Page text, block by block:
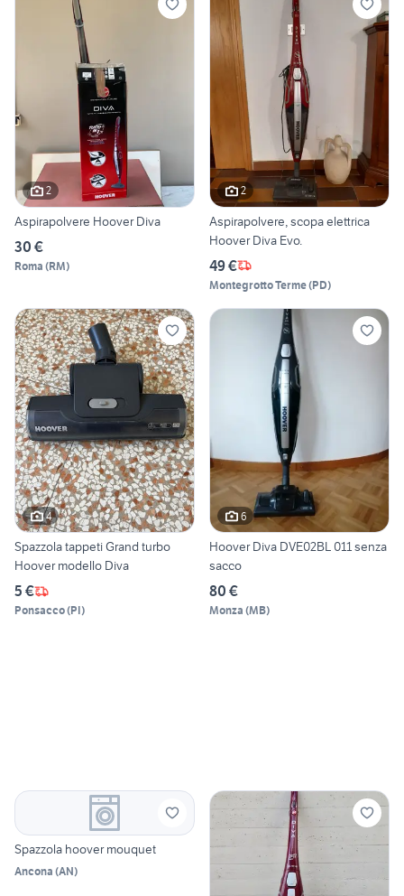
2
Aspirapolvere Hoover Diva
30 €
Roma (RM)
2
Aspirapolvere, scopa elettrica
Hoover Diva Evo.
49 €
Montegrotto Terme(PD)
4
Spazzola tappeti Grand turbo
Hoover modello Diva
5 €
Ponsacco(PI)
6
Hoover Diva DVE02BL 011 senza
sacco
80 €
Monza (MB)
Spazzola hoover mouquet
Ancona (AN)